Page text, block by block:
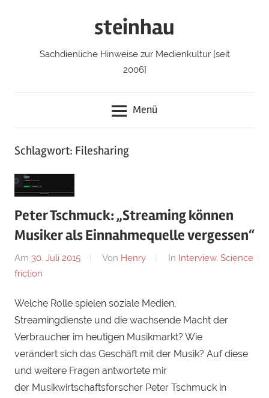
steinhau
Sachdienliche Hinweise zur Medienkultur [seit
2006]
Menü
Schlagwort: Filesharing
Peter Tschmuck: „Streaming können
Musiker als Einnahmequelle vergessen“
Am 30. Juli 2015 Von Henry In Interview, Science
friction
Welche Rolle spielen soziale Medien,
Streamingdienste und die wachsende Macht der
Verbraucher im heutigen Musikmarkt? Wie
verändert sich das Geschäft mit der Musik? Auf diese
und weitere Fragen antwortete mir
der Musikwirtschaftsforscher Peter Tschmuck in